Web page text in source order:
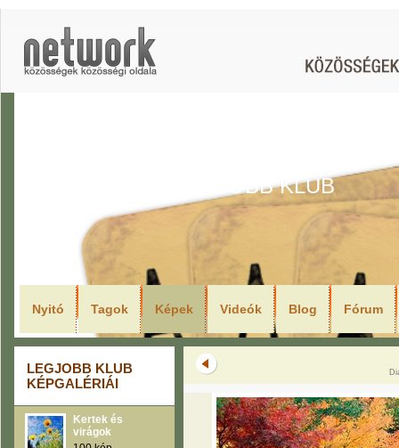
LEGJOBB KLUB
Nyitó Tagok Képek Videók Blog Fórum
LEGJOBB KLUB
KÉPGALÉRIÁI
Kertek és
virágok